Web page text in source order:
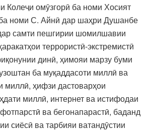
Колеҷи омӯзгорӣ ба номи Хосият
номи С. Айнӣ дар шаҳри Душанбе
самти пешгирии шомилшавии
террористӣ-экстремистӣ
динӣ, ҳимояи марзу буми
ба муқаддасоти миллӣ ва
ҳифзи дастоварҳои
миллӣ, интернет ва истифодаи
ва бегонапарастӣ, баданд
сиёсӣ ва тарбияи ватандӯстии